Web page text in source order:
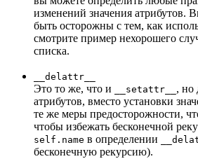
изменений значения атрибутов.
быть осторожны с тем, как
смотрите пример нехорошего
списка.
__delattr__
Это то же, что и __setattr__ , но
атрибутов, вместо установки
те же меры предосторожности,
чтобы избежать бесконечной
self.name в определении
бесконечную рекурсию).